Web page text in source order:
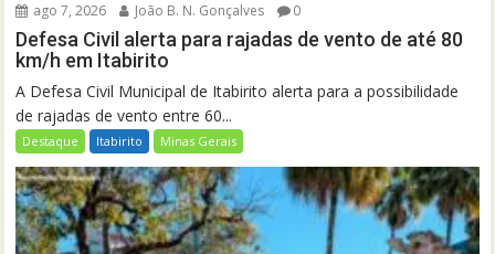
ago 7, 2026 João B. N. Gonçalves 0
Defesa Civil alerta para rajadas de vento de até 80
km/h em Itabirito
A Defesa Civil Municipal de Itabirito alerta para a possibilidade
de rajadas de vento entre 60...
Destaque Itabirito Minas Gerais